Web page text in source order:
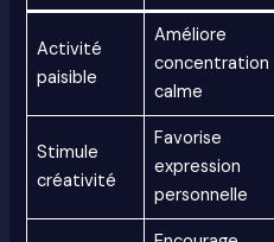
Activité
paisible
Améliore
calme
Stimule
créativité
Favorise
expression
personnelle